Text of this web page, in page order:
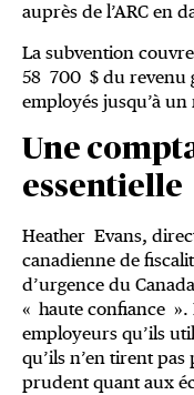
auprès de l’ARC en
La subvention
58 700 $ du revenu
employés jusqu’à
Une
essentielle
Heather Evans,
canadienne de
d’urgence du
« haute confiance ».
employeurs qu’ils
qu’ils n’en tirent
prudent quant aux